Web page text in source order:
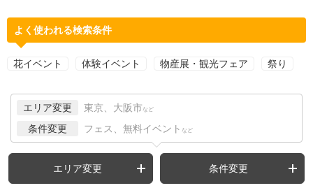
よく使われる検索条件
花イベント 体験イベント 物産展・観光フェア 祭り
エリア変更 東京、大阪市 など
条件変更 フェス、無料イベント など
エリア変更 条件変更